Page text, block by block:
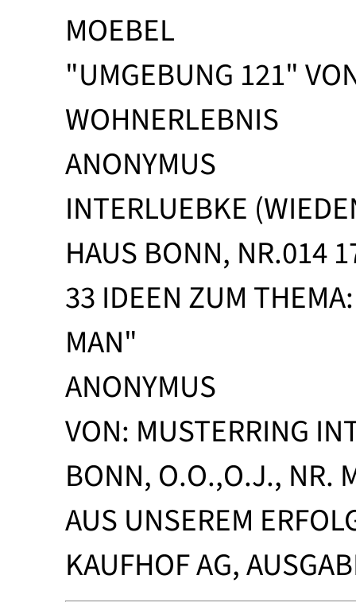
MOEBEL
"UMGEBUNG 121"
WOHNERLEBNIS
ANONYMUS
INTERLUEBKE
HAUS BONN, NR.014
33 IDEEN ZUM
MAN"
ANONYMUS
VON: MUSTERRING
BONN, O.O.,O.J., NR.
AUS UNSEREM
KAUFHOF AG,